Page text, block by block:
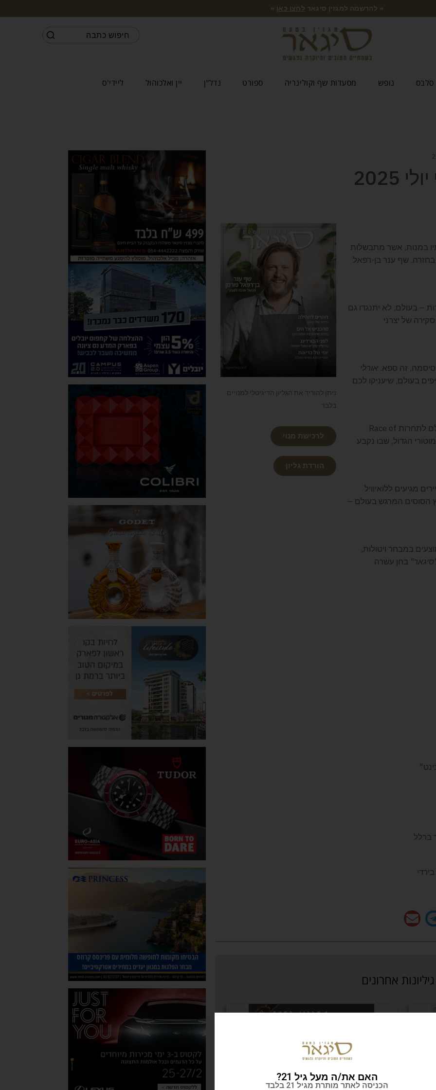
« להרשמה למגזין סיגאר לחצו כאן »
סלבס נופש מסעדות שף וקולינריה ספורט נדל"ן יין ואלכוהול ליידי'ס
במנות, אשר מתבשלות
שף ענר בן-רפאל
– בעולם, לא יתנגדו גם
של יצרני
סיסמה, זה ספא. אורלי
בעולם, שיעניקו לכם
מדי שנה נפגשים נהגי המירוצים הטובים בעולם לתחרות Race of
הגדול, שבו נקבע
מגיעים ללואיוויל
הסוסים המרגש בעולם –
במבחר ויטולות,
בחן עשרה
ברלל
ניתן להוריד את הגליון הדיגיטלי למנויים
בלבד
לרכישת מנוי
הורדת גליון
אחרונים
האם את/ה מעל גיל 21?
הכניסה לאתר מותרת מגיל 21 בלבד